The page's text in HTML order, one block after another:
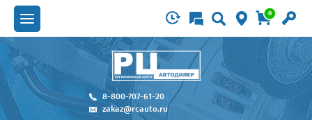
0
8-800-707-61-20
zakaz@rcauto.ru